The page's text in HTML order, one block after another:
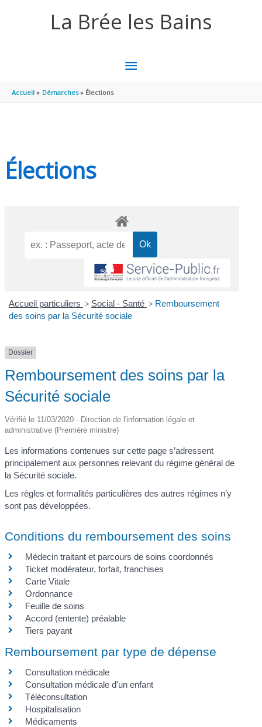
La Brée les Bains
MENU
Accueil Démarches Élections
Élections
Accueil particuliers > Social - Santé > Remboursement
des soins par la Sécurité sociale
Dossier
Remboursement des soins par la
Sécurité sociale
Vérifié le 11/03/2020 - Direction de l'information légale et
administrative (Première ministre)
Les informations contenues sur cette page s’adressent
principalement aux personnes relevant du régime général de
la Sécurité sociale.
Les règles et formalités particulières des autres régimes n’y
sont pas développées.
Conditions du remboursement des soins
Médecin traitant et parcours de soins coordonnés
Ticket modérateur, forfait, franchises
Carte Vitale
Ordonnance
Feuille de soins
Accord (entente) préalable
Tiers payant
Remboursement par type de dépense
Consultation médicale
Consultation médicale d'un enfant
Téléconsultation
Hospitalisation
Médicaments